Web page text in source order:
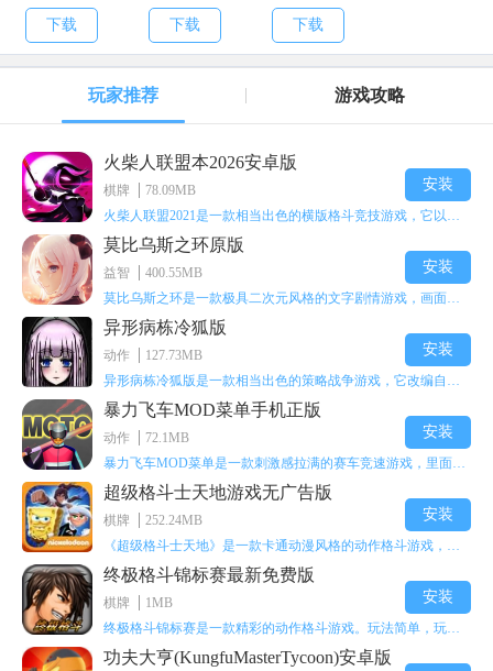
下载 下载 下载
玩家推荐 游戏攻略
火柴人联盟本2026安卓版
棋牌
78.09MB
安装
莫比乌斯之环原版
益智
400.55MB
安装
异形病栋冷狐版
动作
127.73MB
安装
暴力飞车MOD菜单手机正版
动作
72.1MB
安装
超级格斗士天地游戏无广告版
棋牌
252.24MB
安装
终极格斗锦标赛最新免费版
棋牌
1MB
安装
功夫大亨(KungfuMasterTycoon)安卓版